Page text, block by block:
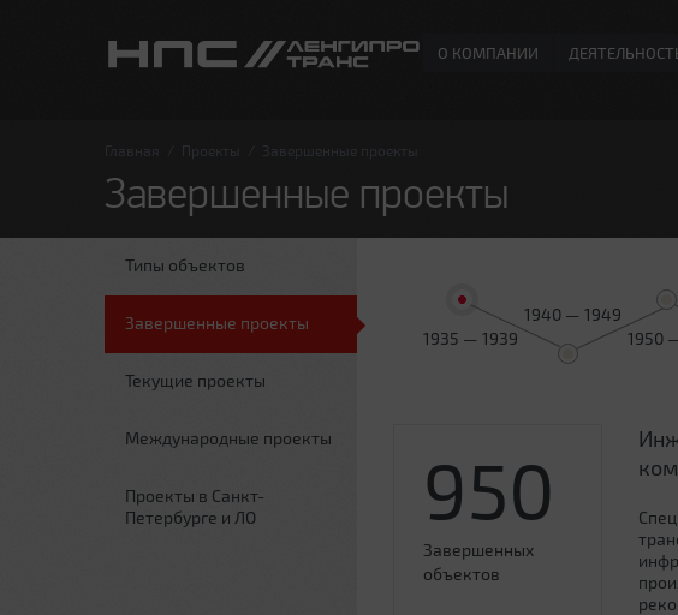
О КОМПАНИИ
Главная Проекты Завершенные проекты
Завершенные проекты
Типы объектов
Завершенные проекты
Текущие проекты
Международные проекты
Проекты в Санкт-
Петербурге и ЛО
1935 — 1939
1940 — 1949
1950
950
Завершенных
объектов